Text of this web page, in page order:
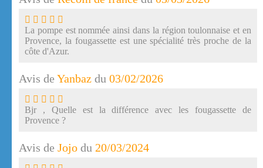
La pompe est nommée ainsi dans la région toulonnaise et en
Provence, la fougassette est une spécialité très proche de la
côte d'Azur.
Avis de Yanbaz du 03/02/2026
Bjr , Quelle est la différence avec les fougassette de
Provence ?
Avis de Jojo du 20/03/2024